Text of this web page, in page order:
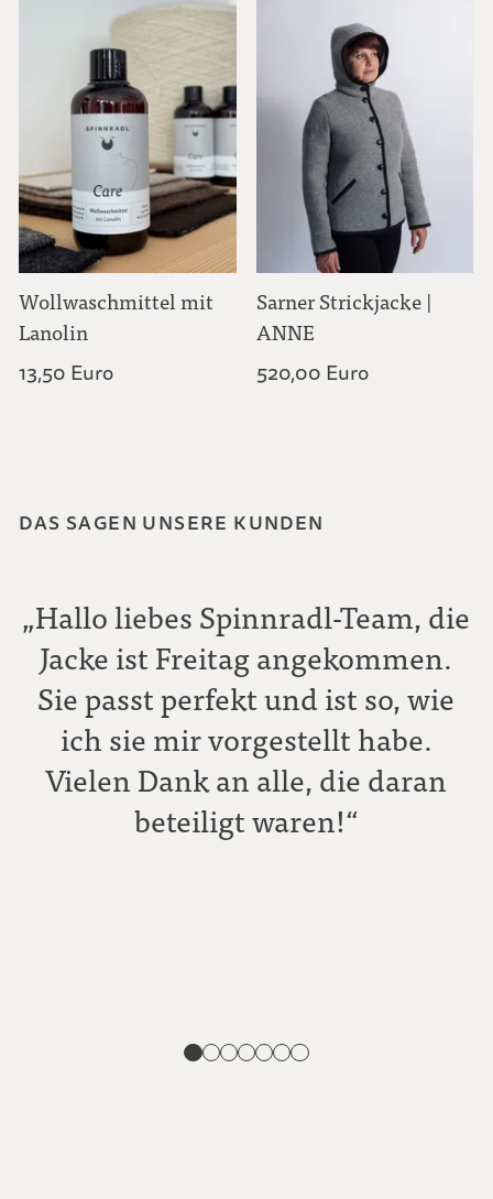
Wollwaschmittel mit
Lanolin
13,50 Euro
Sarner Strickjacke |
ANNE
520,00 Euro
DAS SAGEN UNSERE KUNDEN
„Hallo liebes Spinnradl-Team, die
Jacke ist Freitag angekommen.
Sie passt perfekt und ist so, wie
ich sie mir vorgestellt habe.
Vielen Dank an alle, die daran
beteiligt waren!“